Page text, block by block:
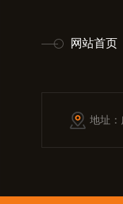
网站首页
地址